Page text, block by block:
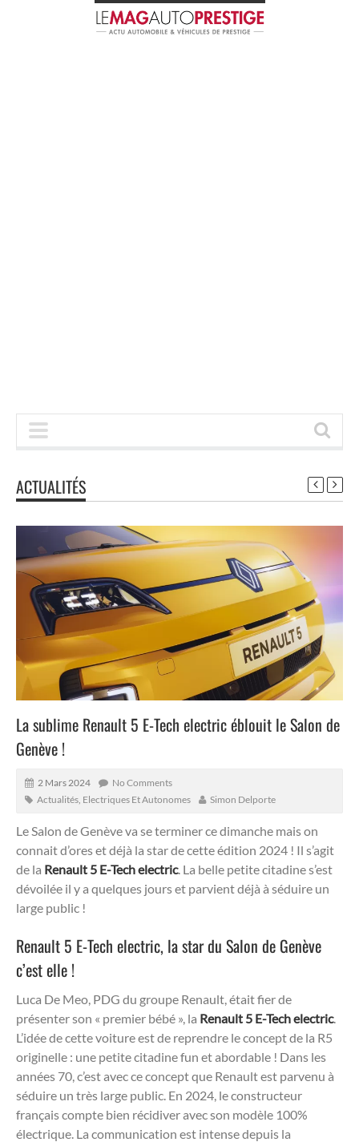
ACTUALITÉS
La sublime Renault 5 E-Tech electric éblouit le Salon de
Genève !
2 Mars 2024
No Comments
Actualités Electriques Et Autonomes Simon Delporte
Le Salon de Genève va se terminer ce dimanche mais on
connait d’ores et déjà la star de cette édition 2024 ! Il s’agit
de la Renault 5 E-Tech electric. La belle petite citadine s’est
dévoilée il y a quelques jours et parvient déjà à séduire un
large public !
Renault 5 E-Tech electric, la star du Salon de Genève
c’est elle !
Luca De Meo, PDG du groupe Renault, était fier de
présenter son « premier bébé », la Renault 5 E-Tech electric.
L’idée de cette voiture est de reprendre le concept de la R5
originelle : une petite citadine fun et abordable ! Dans les
années 70, c’est avec ce concept que Renault est parvenu à
séduire un très large public. En 2024, le constructeur
français compte bien récidiver avec son modèle 100%
électrique. La communication est intense depuis la